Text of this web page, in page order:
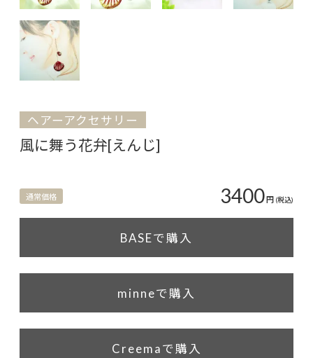
ヘアーアクセサリー
風に舞う花弁[えんじ]
通常価格 3400円 (税込)
BASEで購入
minneで購入
Creemaで購入